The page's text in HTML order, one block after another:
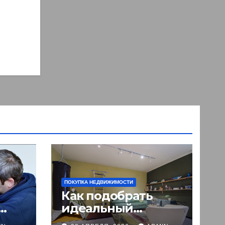
ПОКУПКА НЕДВИЖИМОСТИ
Как подобрать
идеальный
кабинет для